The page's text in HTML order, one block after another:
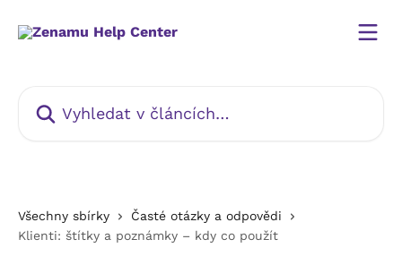
Všechny sbírky
Časté otázky a odpovědi
Klienti: štítky a poznámky – kdy co použít